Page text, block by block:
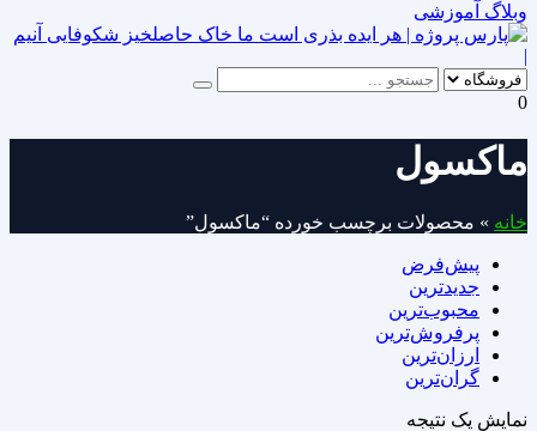
وبلاگ آموزشی
|
0
ماکسول
خانه » محصولات برچسب خورده “ماکسول”
پیش‌فرض
جدیدترین
محبوب‌ترین
پرفروش‌ترین
ارزان‌ترین
گران‌ترین
نمایش یک نتیجه